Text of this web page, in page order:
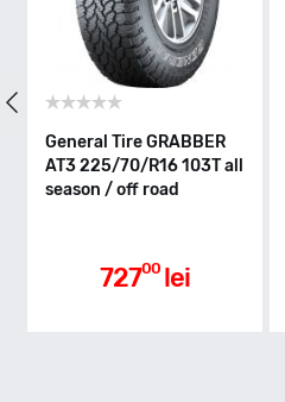
F
Aderenta pe carosabil ud
General Tire GRABBER
AT3 225/70/R16 103T all
season / off road
72700 lei